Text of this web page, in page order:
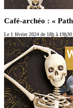
Café-archéo : «
Le 1 février 2024 de 18h à 19h30